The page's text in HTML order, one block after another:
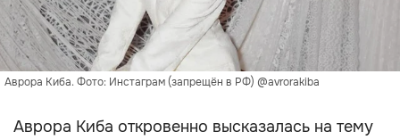
Аврора Киба. Фото: Инстаграм (запрещён в РФ) @avrorakiba
Аврора Киба откровенно высказалась на тему